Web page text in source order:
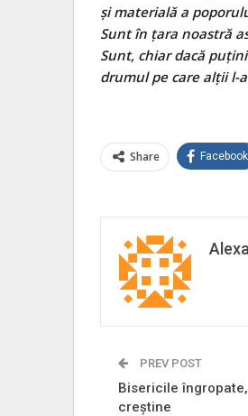
şi materială a
Sunt în ţara noastră
Sunt, chiar dacă
drumul pe care alţii l-
Share Facebook
PREV POST
Bisericile
creștine